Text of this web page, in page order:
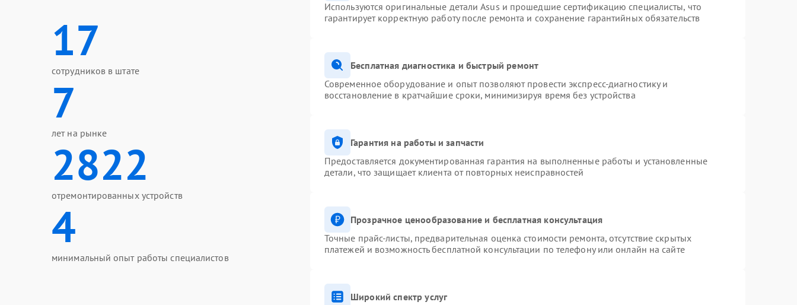
17
сотрудников в штате
7
лет на рынке
2822
отремонтированных устройств
4
минимальный опыт работы специалистов
Используются оригинальные детали Asus и прошедшие сертификацию специалисты, что
гарантирует корректную работу после ремонта и сохранение гарантийных обязательств
Бесплатная диагностика и быстрый ремонт
Современное оборудование и опыт позволяют провести экспресс-диагностику и
восстановление в кратчайшие сроки, минимизируя время без устройства
Гарантия на работы и запчасти
Предоставляется документированная гарантия на выполненные работы и установленные
детали, что защищает клиента от повторных неисправностей
Прозрачное ценообразование и бесплатная консультация
Точные прайс-листы, предварительная оценка стоимости ремонта, отсутствие скрытых
платежей и возможность бесплатной консультации по телефону или онлайн на сайте
Широкий спектр услуг